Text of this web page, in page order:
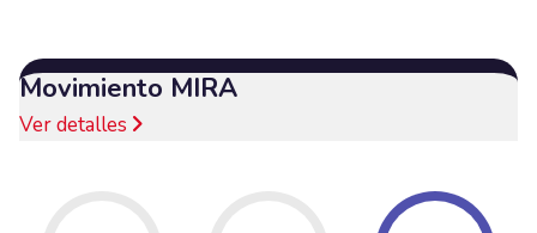
Movimiento MIRA
Ver detalles